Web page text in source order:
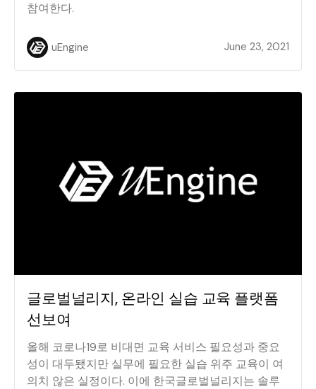
참여한다.
uEngine June 23, 2021
글로벌널리지, 온라인 실습 교육 플랫폼
선보여
올해 코로나19로 비대면 교육 서비스 필요성과 중요
성이 대두됐지만 실무에 필요한 실습 위주 교육이 여
의치 않은 실정이다. 이에 한국글로벌널리지는 솔루